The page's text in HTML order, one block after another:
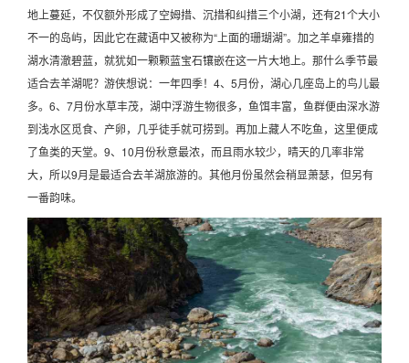
地上蔓延，不仅额外形成了空姆措、沉措和纠措三个小湖，还有21个大小
不一的岛屿，因此它在藏语中又被称为“上面的珊瑚湖”。加之羊卓雍措的
湖水清澈碧蓝，就犹如一颗颗蓝宝石镶嵌在这一片大地上。那什么季节最
适合去羊湖呢？游侠想说：一年四季！4、5月份，湖心几座岛上的鸟儿最
多。6、7月份水草丰茂，湖中浮游生物很多，鱼饵丰富，鱼群便由深水游
到浅水区觅食、产卵，几乎徒手就可捞到。再加上藏人不吃鱼，这里便成
了鱼类的天堂。9、10月份秋意最浓，而且雨水较少，晴天的几率非常
大，所以9月是最适合去羊湖旅游的。其他月份虽然会稍显萧瑟，但另有
一番韵味。